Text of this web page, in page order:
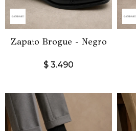
Zapato Brogue - Negro
$ 3.490